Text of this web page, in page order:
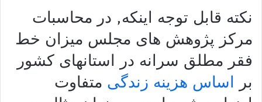
نکته قابل توجه اینکه, در محاسبات
مرکز پژوهش های مجلس میزان خط
فقر مطلق سرانه در استانهای کشور
بر اساس هزینه زندگی متفاوت